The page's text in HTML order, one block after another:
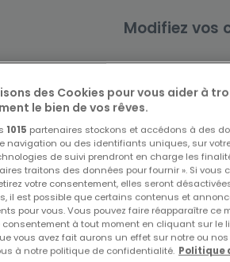
Modifiez vos
Autres recherches
Agences immobilières à
Maisons à louer 1 chambre à
Conseils Aménagement
des Cookies pour vous aider à
le bien de vos rêves.
1015 partenaires stockons et accédons à des
navigation ou des identifiants uniques, sur
de suivi prendront en charge les
traitons des données pour fournir ». Si
votre consentement, elles seront
il est possible que certains contenus et
pour vous. Vous pouvez faire réapparaître ce
consentement à tout moment en cliquant sur le
vous avez fait aurons un effet sur notre ou nos
à notre politique de confidentialité. Politique